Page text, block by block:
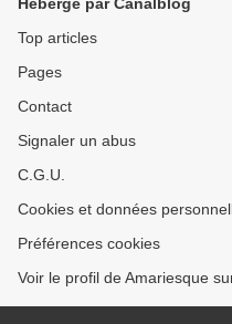
Top articles
Pages
Contact
Signaler un abus
C.G.U.
Cookies et données
Préférences cookies
Voir le profil de Amariesque